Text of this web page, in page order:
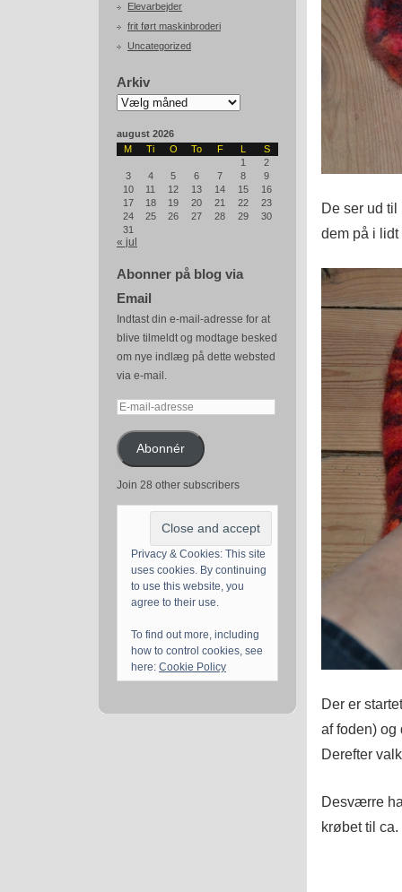
Elevarbejder
frit ført maskinbroderi
Uncategorized
Arkiv
Arkiv
august 2026
M
Ti O To F L
S
1
2
3
4 5 6 7 8
9
10
11 12 13 14 15
16
17
18 19 20 21 22
23
24
25 26 27 28 29
30
31
« jul
Abonner på blog via
Email
Indtast din e-mail-adresse for at
blive tilmeldt og modtage besked
om nye indlæg på dette websted
via e-mail.
E-
adresseAbonnér
Join 28 other subscribers
Privacy & Cookies: This site
uses cookies. By continuing
to use this website, you
agree to their use.
To find out more, including
how to control cookies, see
here: Cookie Policy
De ser ud
dem på i
Der er
af foden) og
Derefter
Desværre
krøbet til ca.